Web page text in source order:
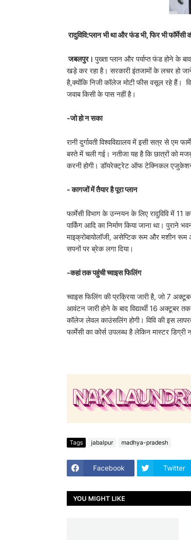
रादुविवि:प्लान भी था और फंड भी, फिर भी
जबलपुर।पुख्ता प्लान और पर्याप्त फंड होने के
खड़े कर रहा है। सरकारी इंतजामों के लचर हो
है,क्योंकि निजी कॉलेज मोटी फीस वसूल रहे हैं।
जवाब किसी के पास नहीं है।
-जो हो न सका
रानी दुर्गावती विश्वविद्यालय में इसी सत्र से एम
बस्ते में चली गई। नतीजा यह है कि छात्रों को
करनी होगी। डॉयरेक्ट्रेट ऑफ टेक्निकल एजुकेशन
- कागजों में तैयार है पूरा प्लान
फार्मेसी विभाग के उन्नयन के लिए रादुविवि में
पार्किंग आदि का निर्माण किया जाना था। पुराने
माइक्रोबायोलॉजी, असेप्टिक रूम और मशीन रूम
सपनों पर ब्रेक लगा दिया।
-कहां तक पहुंची च्वाइस फिलिंग
च्वाइस फिलिंग की प्रक्रिया जारी है, जो 7
आवंटन जारी होने के बाद विद्यार्थी 16 अक्टूबर
कॉलेज लेवल काउंसलिंग होगी। विवि की इस
फार्मेसी का कोर्स उपलब्ध है लेकिन मास्टर
Tags jabalpur madhya-pradesh
Facebook Twitter
YOU MIGHT LIKE